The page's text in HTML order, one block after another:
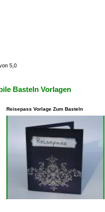
5,0
Basteln Vorlagen
Reisepass Vorlage Zum Basteln